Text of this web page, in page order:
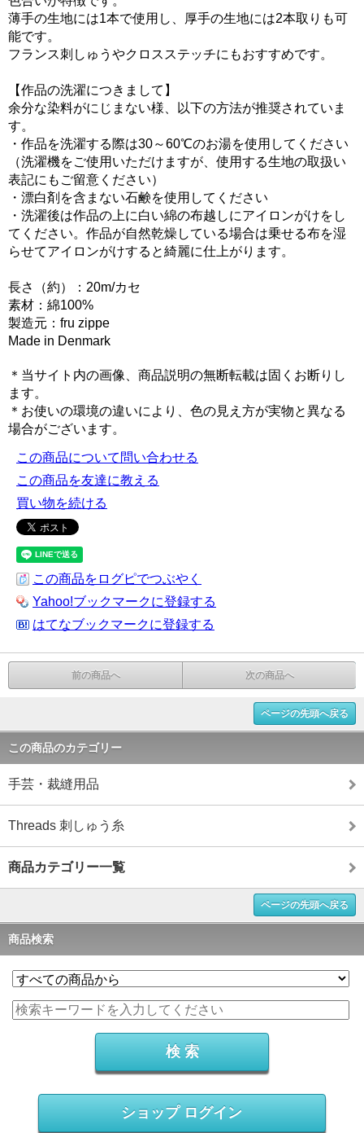
薄手の生地には1本で使用し、厚手の生地には2本取りも可
能です。
フランス刺しゅうやクロスステッチにもおすすめです。
【作品の洗濯につきまして】
余分な染料がにじまない様、以下の方法が推奨されていま
す。
・作品を洗濯する際は30～60℃のお湯を使用してください
（洗濯機をご使用いただけますが、使用する生地の取扱い
表記にもご留意ください）
・漂白剤を含まない石鹸を使用してください
・洗濯後は作品の上に白い綿の布越しにアイロンがけをし
てください。作品が自然乾燥している場合は乗せる布を湿
らせてアイロンがけすると綺麗に仕上がります。
長さ（約）：20m/カセ
素材：綿100%
製造元：fru zippe
Made in Denmark
＊当サイト内の画像、商品説明の無断転載は固くお断りし
ます。
＊お使いの環境の違いにより、色の見え方が実物と異なる
場合がございます。
この商品について問い合わせる
この商品を友達に教える
買い物を続ける
この商品をログピでつぶやく
Yahoo!ブックマークに登録する
はてなブックマークに登録する
前の商品へ 次の商品へ
ページの先頭へ戻る
この商品のカテゴリー
手芸・裁縫用品
Threads 刺しゅう糸
商品カテゴリー一覧
ページの先頭へ戻る
商品検索
ショップ ログイン